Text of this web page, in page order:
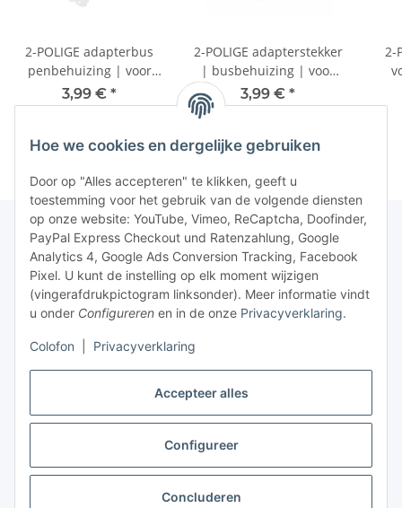
Accepteer alles
Configureer
Concluderen
Hoe we cookies en dergelijke gebruiken
Door op "Alles accepteren" te klikken, geeft u
toestemming voor het gebruik van de volgende diensten
op onze website: YouTube, Vimeo, ReCaptcha, Doofinder,
PayPal Express Checkout und Ratenzahlung, Google
Analytics 4, Google Ads Conversion Tracking, Facebook
Pixel. U kunt de instelling op elk moment wijzigen
(vingerafdrukpictogram linksonder). Meer informatie vindt
u onder Configureren en in de onze Privacyverklaring.
Colofon Privacyverklaring
2-POLIGE adapterbus
penbehuizing | voor
DUITS DT | - 30 cm
3,99 € *
2-POLIGE adapterstekker
| busbehuizing | voor
DUITS DT - 30 cm
3,99 € *
2-